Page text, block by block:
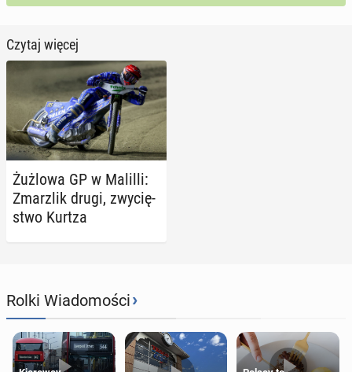
Czytaj więcej
Żużlowa GP w Malilli:
Zmar­z­lik drugi, zwy­cię­
stwo Kurtza
Rolki Wiadomości›